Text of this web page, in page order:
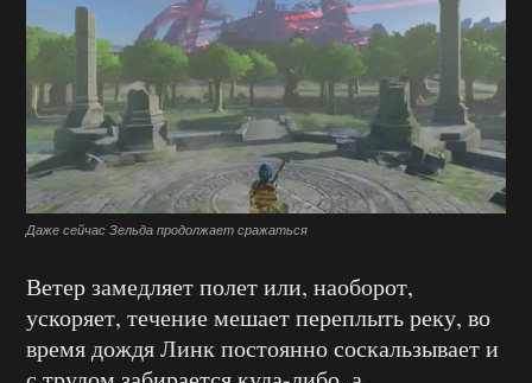
Даже сейчас Зельда продолжает сражаться
Ветер замедляет полет или, наоборот,
ускоряет, течение мешает переплыть реку, во
время дождя Линк постоянно соскальзывает и